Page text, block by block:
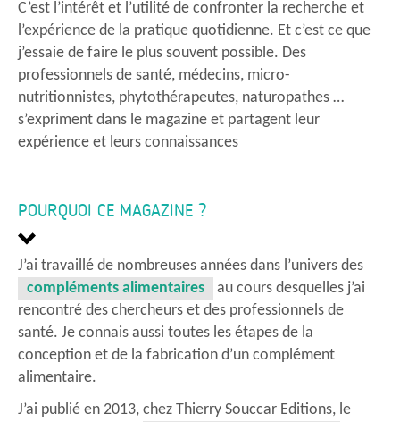
C’est l’intérêt et l’utilité de confronter la recherche et
l’expérience de la pratique quotidienne. Et c’est ce que
j’essaie de faire le plus souvent possible. Des
professionnels de santé, médecins, micro-
nutritionnistes, phytothérapeutes, naturopathes …
s’expriment dans le magazine et partagent leur
expérience et leurs connaissances
POURQUOI CE MAGAZINE ?
J’ai travaillé de nombreuses années dans l’univers des
compléments alimentaires
au cours desquelles j’ai
rencontré des chercheurs et des professionnels de
santé. Je connais aussi toutes les étapes de la
conception et de la fabrication d’un complément
alimentaire.
J’ai publié en 2013, chez Thierry Souccar Editions, le